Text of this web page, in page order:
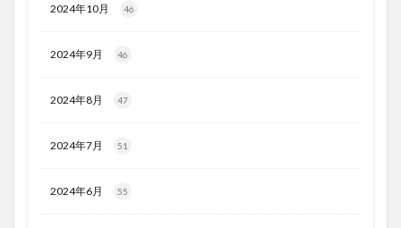
2024年10月 46
2024年9月 46
2024年8月 47
2024年7月 51
2024年6月 55